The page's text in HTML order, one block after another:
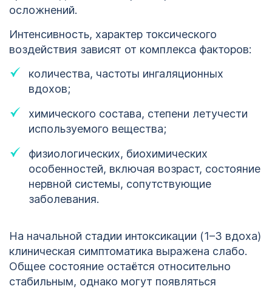
осложнений.
Интенсивность, характер токсического
воздействия зависят от комплекса факторов:
количества, частоты ингаляционных
вдохов;
химического состава, степени летучести
используемого вещества;
физиологических, биохимических
особенностей, включая возраст, состояние
нервной системы, сопутствующие
заболевания.
На начальной стадии интоксикации (1–3 вдоха)
клиническая симптоматика выражена слабо.
Общее состояние остаётся относительно
стабильным, однако могут появляться